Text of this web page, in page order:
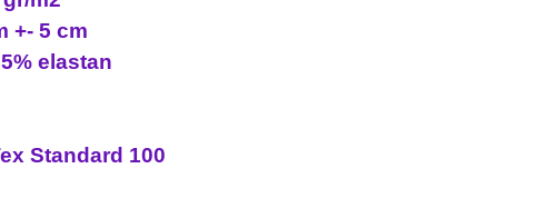
+- 5 cm
elastan
Standard 100